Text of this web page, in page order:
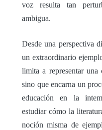
voz resulta tan
ambigua.
Desde una perspectiva
un extraordinario
limita a representar
sino que encarna un
educación en la
estudiar cómo la
noción misma de